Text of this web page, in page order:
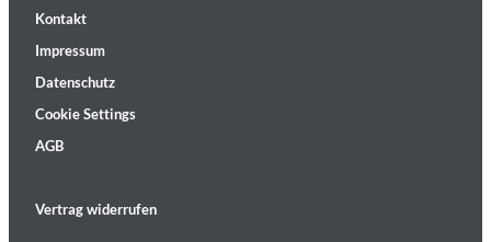
Kontakt
Impressum
Datenschutz
Cookie Settings
AGB
Vertrag widerrufen